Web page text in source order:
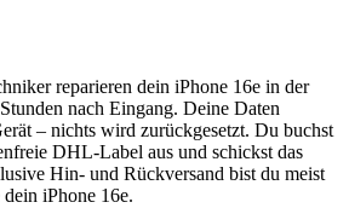
reparieren dein iPhone 16e in der
nach Eingang. Deine Daten
– nichts wird zurückgesetzt. Du buchst
DHL-Label aus und schickst das
Hin- und Rückversand bist du meist
dein iPhone 16e.